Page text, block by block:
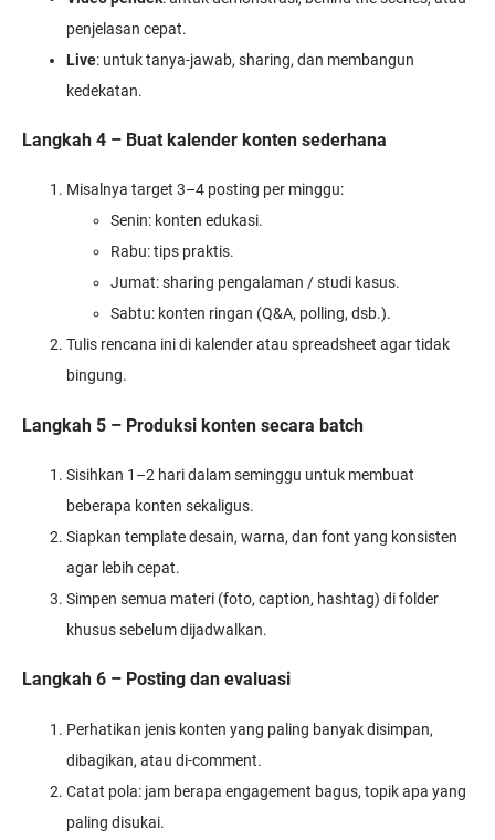
penjelasan cepat.
Live: untuk tanya-jawab, sharing, dan membangun
kedekatan.
Langkah 4 – Buat kalender konten sederhana
Misalnya target 3–4 posting per minggu:
Senin: konten edukasi.
Rabu: tips praktis.
Jumat: sharing pengalaman / studi kasus.
Sabtu: konten ringan (Q&A, polling, dsb.).
Tulis rencana ini di kalender atau spreadsheet agar tidak
bingung.
Langkah 5 – Produksi konten secara batch
Sisihkan 1–2 hari dalam seminggu untuk membuat
beberapa konten sekaligus.
Siapkan template desain, warna, dan font yang konsisten
agar lebih cepat.
Simpen semua materi (foto, caption, hashtag) di folder
khusus sebelum dijadwalkan.
Langkah 6 – Posting dan evaluasi
Perhatikan jenis konten yang paling banyak disimpan,
dibagikan, atau di-comment.
Catat pola: jam berapa engagement bagus, topik apa yang
paling disukai.